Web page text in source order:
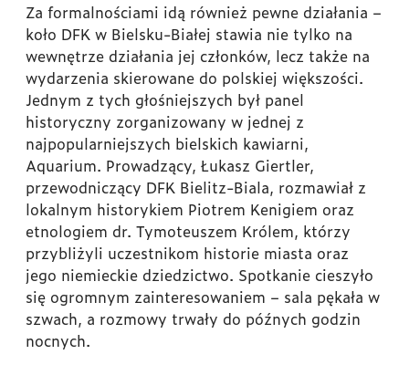
Za formalnościami idą również pewne działania –
koło DFK w Bielsku-Białej stawia nie tylko na
wewnętrze działania jej członków, lecz także na
wydarzenia skierowane do polskiej większości.
Jednym z tych głośniejszych był panel
historyczny zorganizowany w jednej z
najpopularniejszych bielskich kawiarni,
Aquarium. Prowadzący, Łukasz Giertler,
przewodniczący DFK Bielitz-Biala, rozmawiał z
lokalnym historykiem Piotrem Kenigiem oraz
etnologiem dr. Tymoteuszem Królem, którzy
przybliżyli uczestnikom historie miasta oraz
jego niemieckie dziedzictwo. Spotkanie cieszyło
się ogromnym zainteresowaniem – sala pękała w
szwach, a rozmowy trwały do późnych godzin
nocnych.